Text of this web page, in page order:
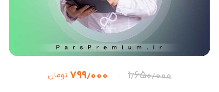
۱٫۶۵۰٫۰۰۰ ۷۹۹٫۰۰۰ تومان